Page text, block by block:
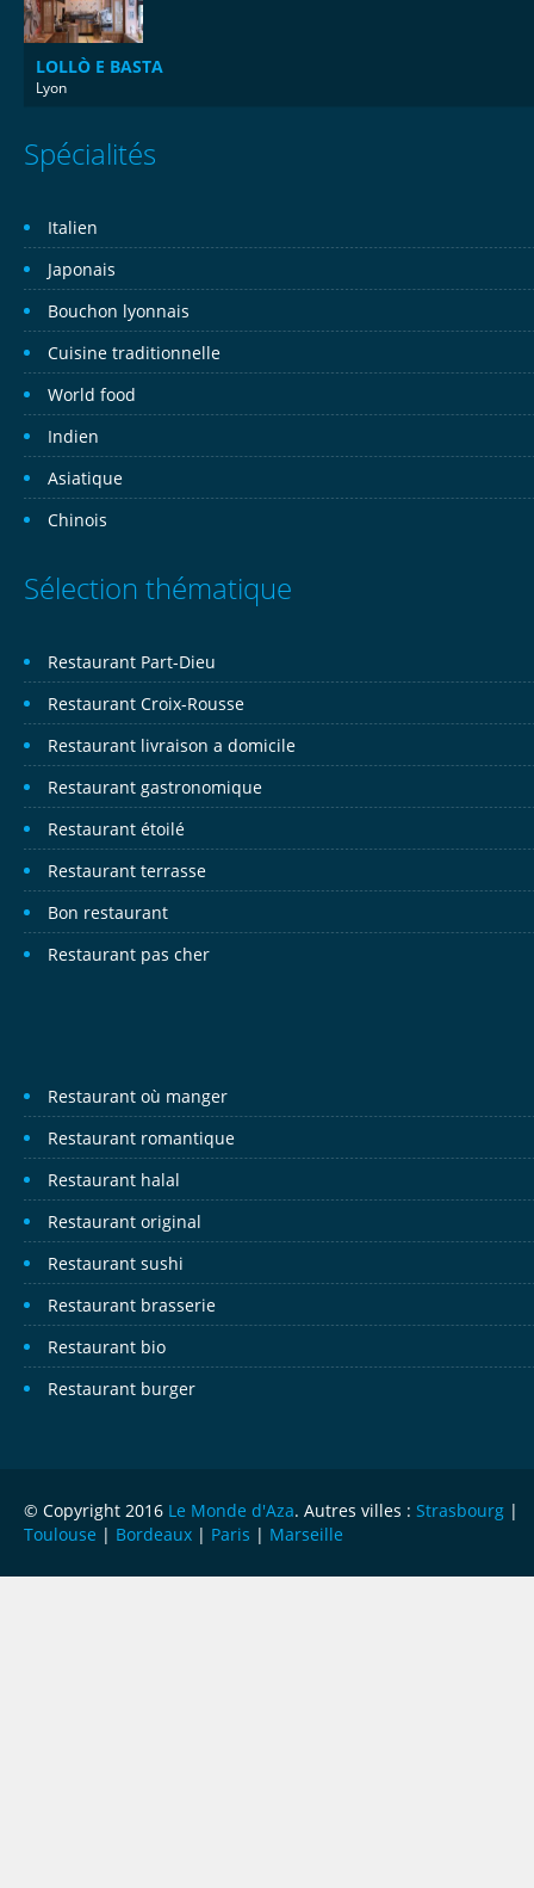
LOLLÒ E BASTA
Lyon
Spécialités
Italien
Japonais
Bouchon lyonnais
Cuisine traditionnelle
World food
Indien
Asiatique
Chinois
Sélection thématique
Restaurant Part-Dieu
Restaurant Croix-Rousse
Restaurant livraison a domicile
Restaurant gastronomique
Restaurant étoilé
Restaurant terrasse
Bon restaurant
Restaurant pas cher
Restaurant où manger
Restaurant romantique
Restaurant halal
Restaurant original
Restaurant sushi
Restaurant brasserie
Restaurant bio
Restaurant burger
© Copyright 2016 Le Monde d'Aza. Autres villes : Strasbourg |
Toulouse | Bordeaux | Paris | Marseille